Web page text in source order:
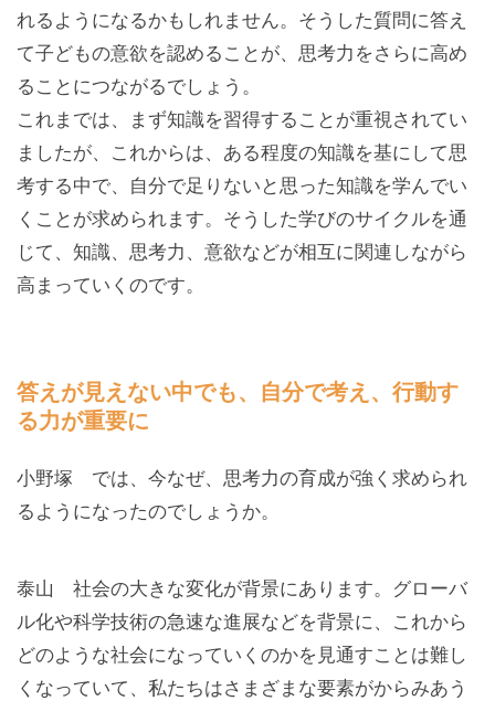
れるようになるかもしれません。そうした質問に答え
て子どもの意欲を認めることが、思考力をさらに高め
ることにつながるでしょう。
これまでは、まず知識を習得することが重視されてい
ましたが、これからは、ある程度の知識を基にして思
考する中で、自分で足りないと思った知識を学んでい
くことが求められます。そうした学びのサイクルを通
じて、知識、思考力、意欲などが相互に関連しながら
高まっていくのです。
答えが見えない中でも、自分で考え、行動す
る力が重要に
小野塚 では、今なぜ、思考力の育成が強く求められ
るようになったのでしょうか。
泰山 社会の大きな変化が背景にあります。グローバ
ル化や科学技術の急速な進展などを背景に、これから
どのような社会になっていくのかを見通すことは難し
くなっていて、私たちはさまざまな要素がからみあう